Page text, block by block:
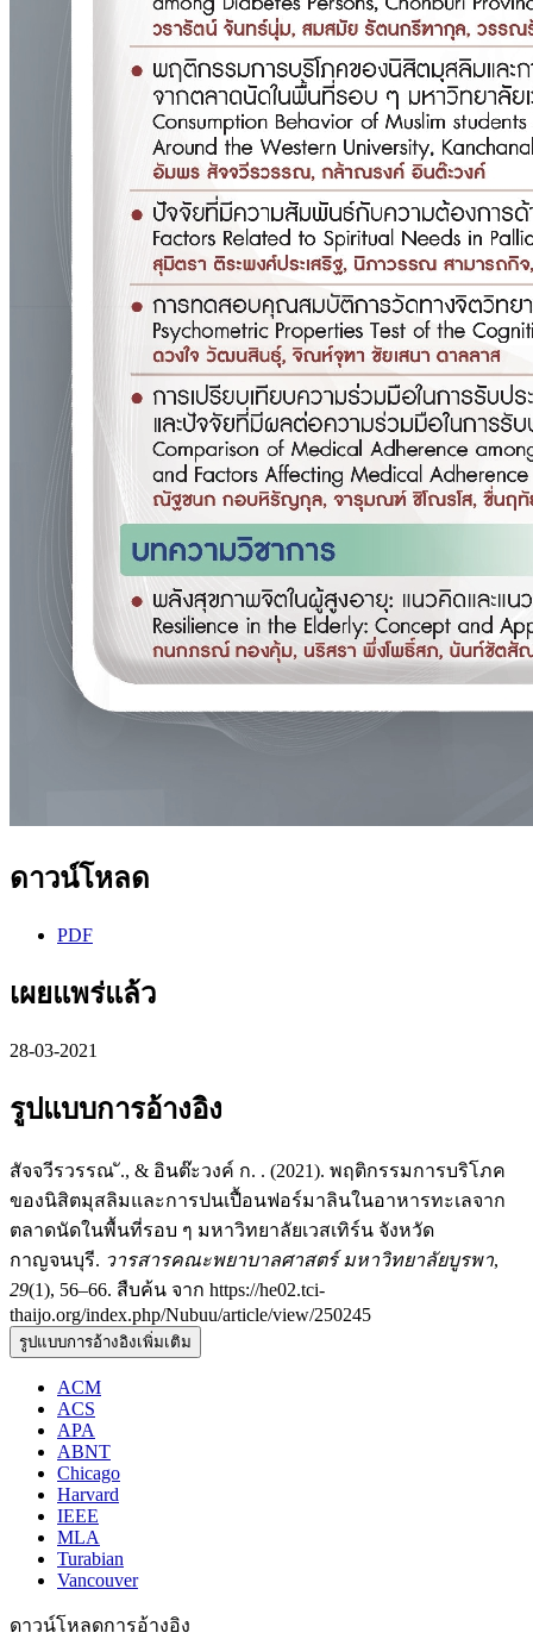
ดาวน์โหลด
PDF
เผยแพร่แล้ว
28-03-2021
รูปแบบการอ้างอิง
สัจจวีรวรรณ ั., & อินต๊ะวงค์ ก. . (2021). พฤติกรรมการบริโภค
ของนิสิตมุสลิมและการปนเปื้อนฟอร์มาลินในอาหารทะเลจาก
ตลาดนัดในพื้นที่รอบ ๆ มหาวิทยาลัยเวสเทิร์น จังหวัด
กาญจนบุรี. วารสารคณะพยาบาลศาสตร์ มหาวิทยาลัยบูรพา,
29(1), 56–66. สืบค้น จาก https://he02.tci-
thaijo.org/index.php/Nubuu/article/view/250245
รูปแบบการอ้างอิงเพิ่มเติม
ACM
ACS
APA
ABNT
Chicago
Harvard
IEEE
MLA
Turabian
Vancouver
ดาวน์โหลดการอ้างอิง